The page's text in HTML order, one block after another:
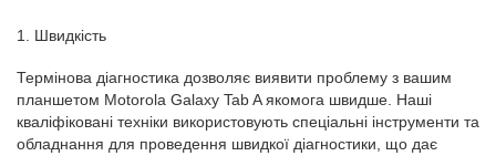
1. Швидкість
Термінова діагностика дозволяє виявити проблему з вашим
планшетом Motorola Galaxy Tab A якомога швидше. Наші
кваліфіковані техніки використовують спеціальні інструменти та
обладнання для проведення швидкої діагностики, що дає